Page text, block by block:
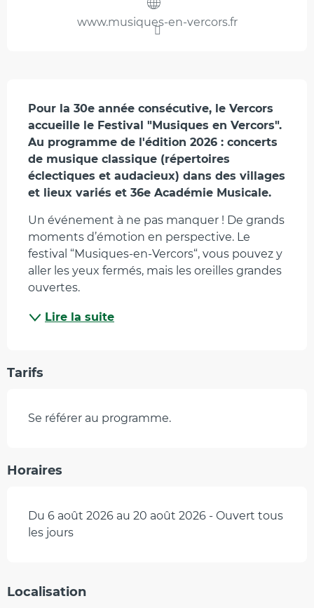
www.musiques-en-vercors.fr
Description
Pour la 30e année consécutive, le Vercors
accueille le Festival "Musiques en Vercors".
Au programme de l'édition 2026 : concerts
de musique classique (répertoires
éclectiques et audacieux) dans des villages
et lieux variés et 36e Académie Musicale.
Un événement à ne pas manquer ! De grands
moments d’émotion en perspective. Le
festival “Musiques-en-Vercors“, vous pouvez y
aller les yeux fermés, mais les oreilles grandes
ouvertes.
Lire la suite
Tarifs
Se référer au programme.
Horaires
Du 6 août 2026 au 20 août 2026 - Ouvert tous
les jours
Localisation